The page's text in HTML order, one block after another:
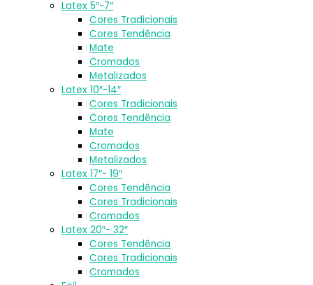
Latex 5″-7″
Cores Tradicionais
Cores Tendência
Mate
Cromados
Metalizados
Latex 10″-14″
Cores Tradicionais
Cores Tendência
Mate
Cromados
Metalizados
Latex 17″- 19″
Cores Tendência
Cores Tradicionais
Cromados
Latex 20″- 32″
Cores Tendência
Cores Tradicionais
Cromados